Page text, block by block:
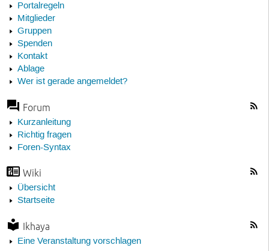
Portalregeln
Mitglieder
Gruppen
Spenden
Kontakt
Ablage
Wer ist gerade angemeldet?
Forum
Kurzanleitung
Richtig fragen
Foren-Syntax
Wiki
Übersicht
Startseite
Ikhaya
Eine Veranstaltung vorschlagen